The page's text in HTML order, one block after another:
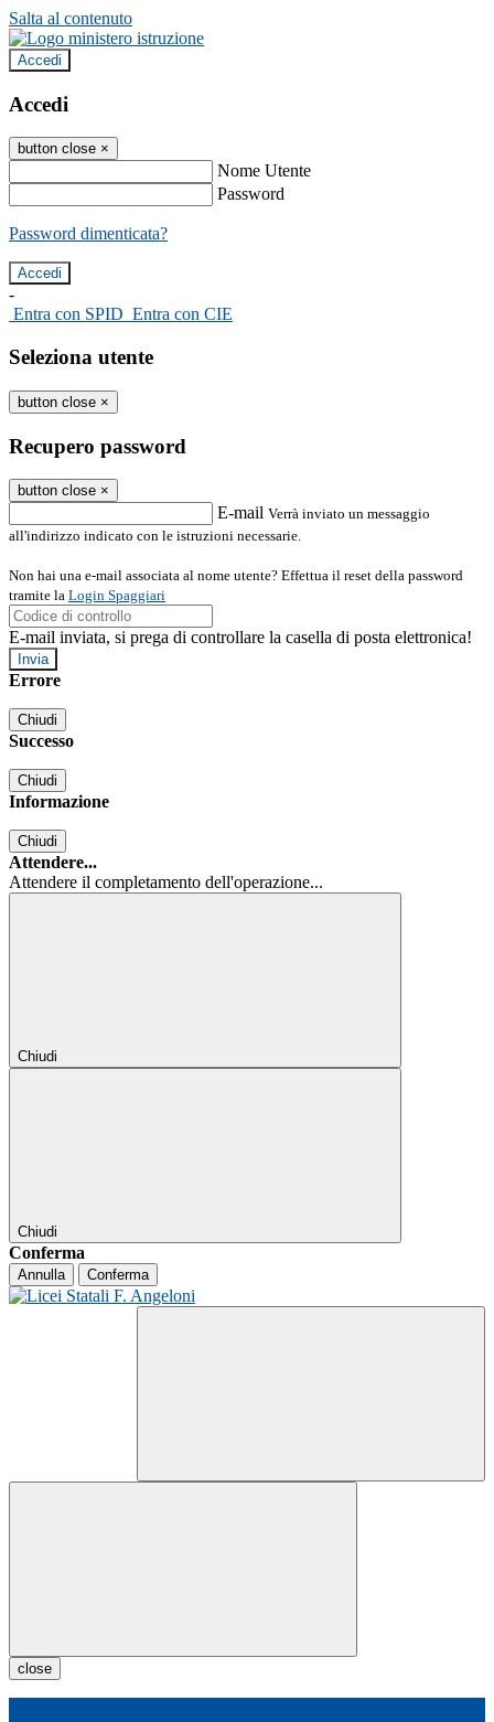
Salta al contenuto
Accedi
Accedi
button close ×
Nome Utente
Password
Password dimenticata?
-
Entra con SPID Entra con CIE
Seleziona utente
button close ×
Recupero password
button close ×
E-mail Verrà inviato un messaggio
all'indirizzo indicato con le istruzioni necessarie.
Non hai una e-mail associata al nome utente? Effettua il reset della password
tramite la Login Spaggiari
E-mail inviata, si prega di controllare la casella di posta elettronica!
Errore
Chiudi
Successo
Chiudi
Informazione
Chiudi
Attendere...
Attendere il completamento dell'operazione...
Chiudi
Chiudi
Conferma
Annulla Conferma
close